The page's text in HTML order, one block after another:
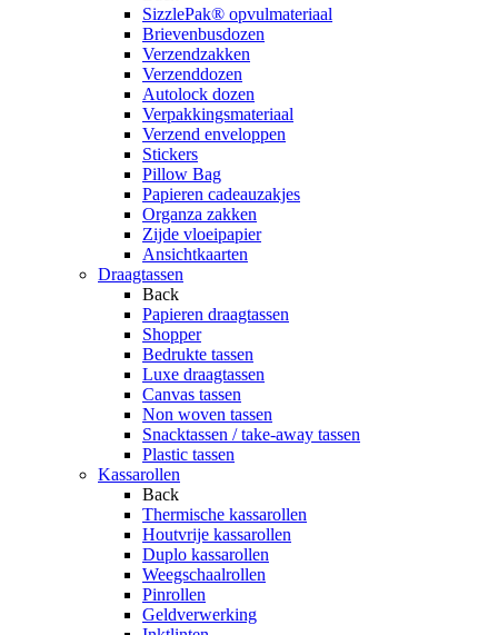
SizzlePak® opvulmateriaal
Brievenbusdozen
Verzendzakken
Verzenddozen
Autolock dozen
Verpakkingsmateriaal
Verzend enveloppen
Stickers
Pillow Bag
Papieren cadeauzakjes
Organza zakken
Zijde vloeipapier
Ansichtkaarten
Draagtassen
Back
Papieren draagtassen
Shopper
Bedrukte tassen
Luxe draagtassen
Canvas tassen
Non woven tassen
Snacktassen / take-away tassen
Plastic tassen
Kassarollen
Back
Thermische kassarollen
Houtvrije kassarollen
Duplo kassarollen
Weegschaalrollen
Pinrollen
Geldverwerking